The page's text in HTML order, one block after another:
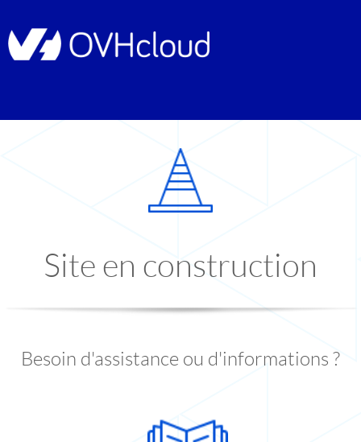
Site en construction
Besoin d'assistance ou d'informations ?